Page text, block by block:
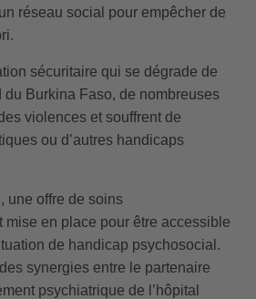
réseau social pour empêcher de
sécuritaire qui se dégrade de
du Burkina Faso, de nombreuses
violences et souffrent de
ou d’autres handicaps
une offre de soins
mise en place pour être accessible
de handicap psychosocial.
synergies entre le partenaire
psychiatrique de l’hôpital